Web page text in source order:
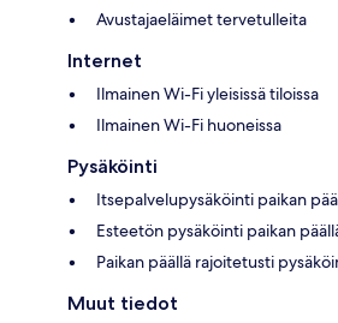
Avustajaeläimet tervetulleita
Internet
Ilmainen Wi-Fi yleisissä tiloissa
Ilmainen Wi-Fi huoneissa
Pysäköinti
Itsepalvelupysäköinti paikan
Esteetön pysäköinti paikan
Paikan päällä rajoitetusti
Muut tiedot